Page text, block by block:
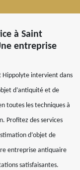
à Saint
entreprise
Hippolyte intervient dans
d’antiquité et de
toutes les techniques à
Profitez des services
d’objet de
entreprise antiquaire
satisfaisantes.